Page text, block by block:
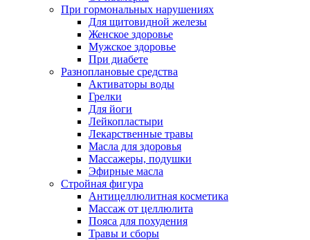
При гормональных нарушениях
Для щитовидной железы
Женское здоровье
Мужское здоровье
При диабете
Разноплановые средства
Активаторы воды
Грелки
Для йоги
Лейкопластыри
Лекарственные травы
Масла для здоровья
Массажеры, подушки
Эфирные масла
Стройная фигура
Антицеллюлитная косметика
Массаж от целлюлита
Пояса для похудения
Травы и сборы